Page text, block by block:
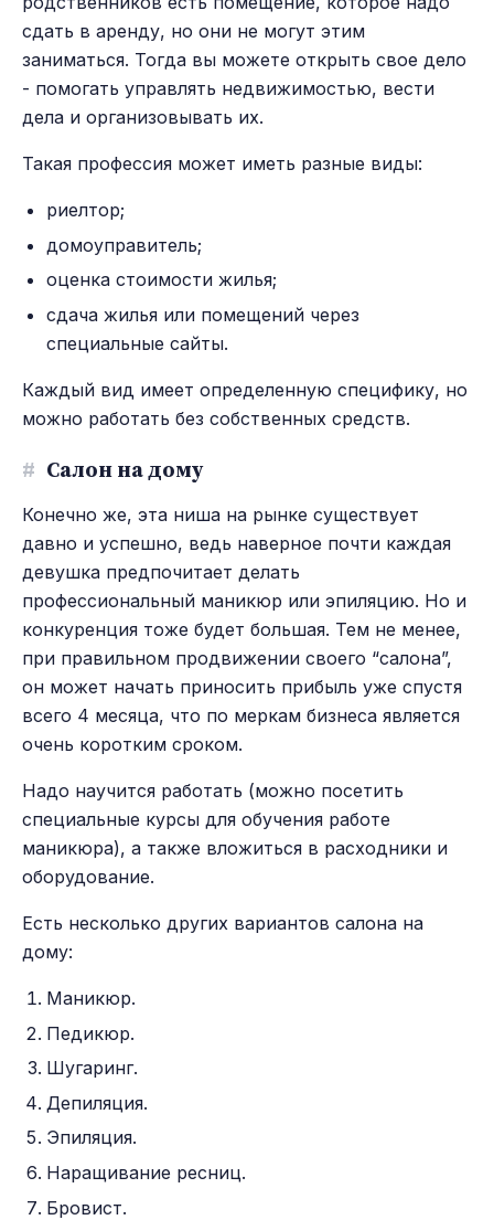
сдать в аренду, но они не могут этим
заниматься. Тогда вы можете открыть свое дело
- помогать управлять недвижимостью, вести
дела и организовывать их.
Такая профессия может иметь разные виды:
риелтор;
домоуправитель;
оценка стоимости жилья;
сдача жилья или помещений через
специальные сайты.
Каждый вид имеет определенную специфику, но
можно работать без собственных средств.
# Салон на дому
Конечно же, эта ниша на рынке существует
давно и успешно, ведь наверное почти каждая
девушка предпочитает делать
профессиональный маникюр или эпиляцию. Но и
конкуренция тоже будет большая. Тем не менее,
при правильном продвижении своего “салона”,
он может начать приносить прибыль уже спустя
всего 4 месяца, что по меркам бизнеса является
очень коротким сроком.
Надо научится работать (можно посетить
специальные курсы для обучения работе
маникюра), а также вложиться в расходники и
оборудование.
Есть несколько других вариантов салона на
дому:
Маникюр.
Педикюр.
Шугаринг.
Депиляция.
Эпиляция.
Наращивание ресниц.
Бровист.